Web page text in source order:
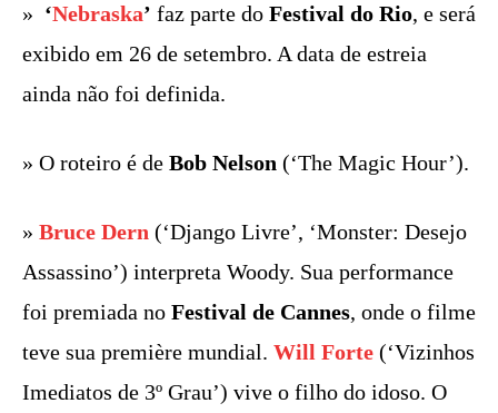
» ‘Nebraska’ faz parte do Festival do Rio, e será
exibido em 26 de setembro. A data de estreia
ainda não foi definida.
» O roteiro é de Bob Nelson (‘The Magic Hour’).
» Bruce Dern (‘Django Livre’, ‘Monster: Desejo
Assassino’) interpreta Woody. Sua performance
foi premiada no Festival de Cannes, onde o filme
teve sua première mundial. Will Forte (‘Vizinhos
Imediatos de 3º Grau’) vive o filho do idoso. O